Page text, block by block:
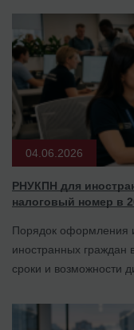
04.06.2026
РНУКПН для
налоговый номер в
Порядок оформления
иностранных граждан
сроки и возможности